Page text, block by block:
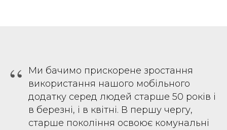
“
Ми бачимо прискорене зростання
використання нашого мобільного
додатку серед людей старше 50 років і
в березні, і в квітні. В першу чергу,
старше покоління освоює комунальні